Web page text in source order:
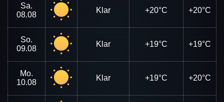
Sa.
08.08
Klar +20°C +20°C
So.
09.08
Klar +19°C +19°C
Mo.
10.08
Klar +19°C +20°C